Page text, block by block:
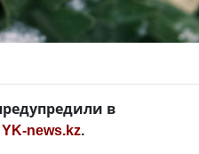
в
YK-news.kz.